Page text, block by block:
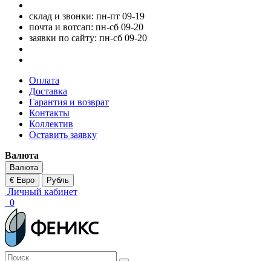
склад и звонки: пн-пт 09-19
почта и вотсап: пн-сб 09-20
заявки по сайту: пн-сб 09-20
Оплата
Доставка
Гарантия и возврат
Контакты
Коллектив
Оставить заявку
Валюта
Валюта
€ Евро
Рубль
Личный кабинет
0